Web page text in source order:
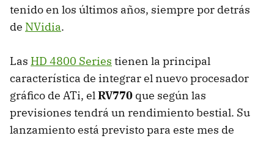
tenido en los últimos años, siempre por detrás
de NVidia.
Las HD 4800 Series tienen la principal
característica de integrar el nuevo procesador
gráfico de ATi, elRV770 que según las
previsiones tendrá un rendimiento bestial. Su
lanzamiento está previsto para este mes de